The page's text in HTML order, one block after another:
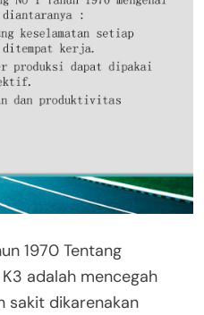
1970 Tentang
adalah mencegah
sakit dikarenakan